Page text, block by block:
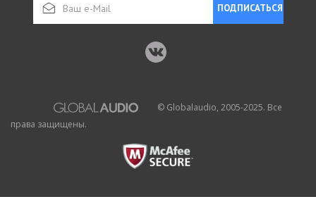
ПОДПИСАТЬСЯ
© Globalaudio, 2005-2025. Все
права защищены.